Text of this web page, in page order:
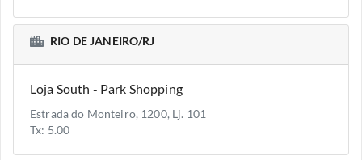
RIO DE JANEIRO/RJ
Loja South - Park Shopping
Estrada do Monteiro, 1200, Lj. 101
Tx: 5.00